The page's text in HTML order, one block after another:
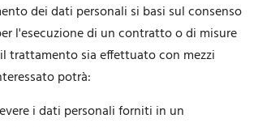
dei dati personali si basi sul consenso
l'esecuzione di un contratto o di misure
trattamento sia effettuato con mezzi
potrà:
i dati personali forniti in un